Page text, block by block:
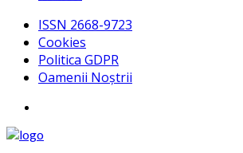
ISSN 2668-9723
Cookies
Politica GDPR
Oamenii Noștrii